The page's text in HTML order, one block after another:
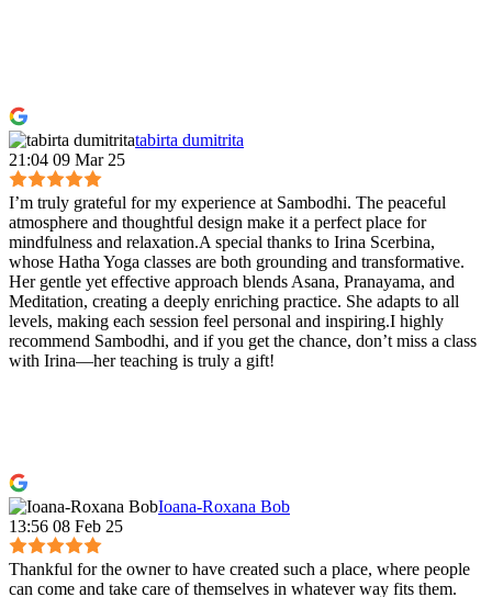
tabirta dumitrita
21:04 09 Mar 25
I’m truly grateful for my experience at Sambodhi. The peaceful
atmosphere and thoughtful design make it a perfect place for
mindfulness and relaxation.A special thanks to Irina Scerbina,
whose Hatha Yoga classes are both grounding and transformative.
Her gentle yet effective approach blends Asana, Pranayama, and
Meditation, creating a deeply enriching practice. She adapts to all
levels, making each session feel personal and inspiring.I highly
recommend Sambodhi, and if you get the chance, don’t miss a class
with Irina—her teaching is truly a gift!
Ioana-Roxana Bob
13:56 08 Feb 25
Thankful for the owner to have created such a place, where people
can come and take care of themselves in whatever way fits them.